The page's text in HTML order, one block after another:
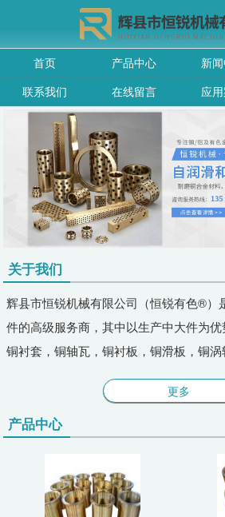
首页 产品中心 新
联系我们
在线留言 应
关于我们
辉县市恒锐机械有限公司（恒锐有色®）
件的高级服务商，其中以生产中大件为优
铜衬套，铜轴瓦，铜衬板，铜滑板，铜
更多
产品中心